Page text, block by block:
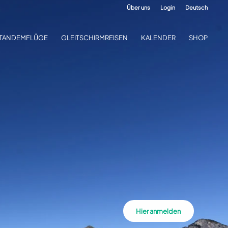
Hier anmelden
Über uns Login Deutsch
GLEITSCHIRMREISEN KALENDER SHOP